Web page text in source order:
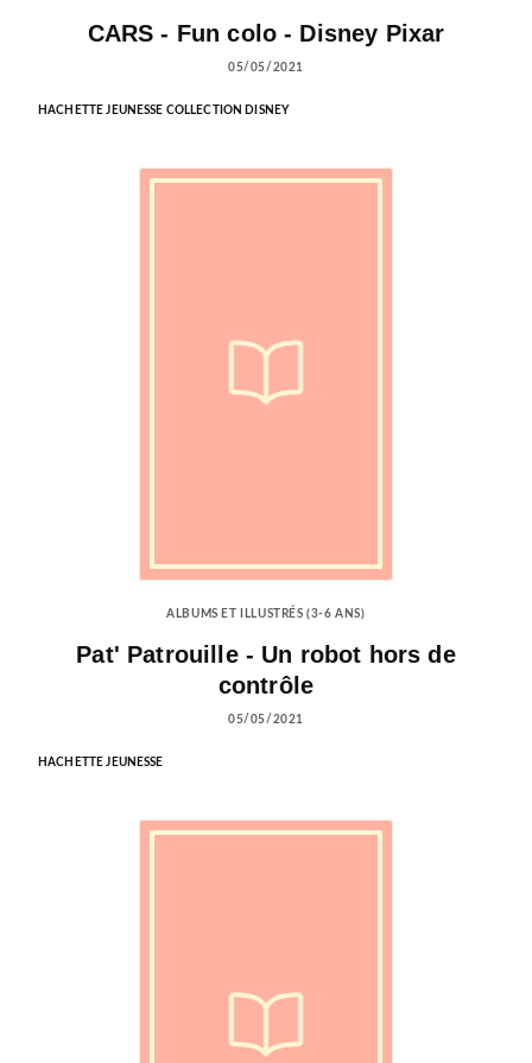
CARS - Fun colo - Disney Pixar
05/05/2021
HACHETTE JEUNESSE COLLECTION DISNEY
ALBUMS ET ILLUSTRÉS (3-6 ANS)
Pat' Patrouille - Un robot hors de
contrôle
05/05/2021
HACHETTE JEUNESSE